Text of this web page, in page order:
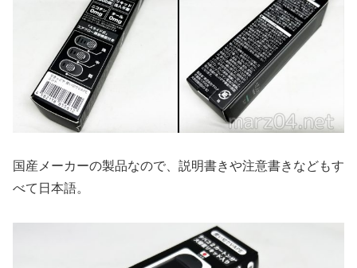
国産メーカーの製品なので、説明書きや注意書きなどもす
べて日本語。